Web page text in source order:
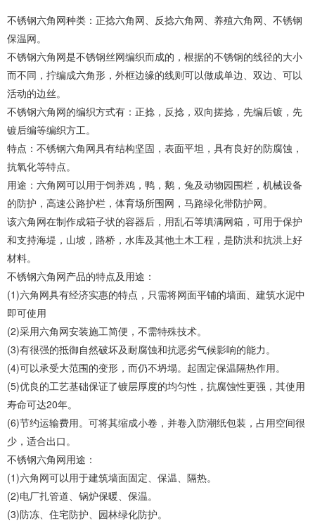
不锈钢六角网种类：正捻六角网、反捻六角网、养殖六角网、不锈钢
保温网。
不锈钢六角网是不锈钢丝网编织而成的，根据的不锈钢的线径的大小
而不同，拧编成六角形，外框边缘的线则可以做成单边、双边、可以
活动的边丝。
不锈钢六角网的编织方式有：正捻，反捻，双向搓捻，先编后镀，先
镀后编等编织方工。
特点：不锈钢六角网具有结构坚固，表面平坦，具有良好的防腐蚀，
抗氧化等特点。
用途：六角网可以用于饲养鸡，鸭，鹅，兔及动物园围栏，机械设备
的防护，高速公路护栏，体育场所围网，马路绿化带防护网。
该六角网在制作成箱子状的容器后，用乱石等填满网箱，可用于保护
和支持海堤，山坡，路桥，水库及其他土木工程，是防洪和抗洪上好
材料。
不锈钢六角网产品的特点及用途：
(1)六角网具有经济实惠的特点，只需将网面平铺的墙面、建筑水泥中
即可使用
(2)采用六角网安装施工简便，不需特殊技术。
(3)有很强的抵御自然破坏及耐腐蚀和抗恶劣气候影响的能力。
(4)可以承受大范围的变形，而仍不坍塌。起固定保温隔热作用。
(5)优良的工艺基础保证了镀层厚度的均匀性，抗腐蚀性更强，其使用
寿命可达20年。
(6)节约运输费用。可将其缩成小卷，并卷入防潮纸包装，占用空间很
少，适合出口。
不锈钢六角网用途：
(1)六角网可以用于建筑墙面固定、保温、隔热。
(2)电厂扎管道、锅炉保暖、保温。
(3)防冻、住宅防护、园林绿化防护。